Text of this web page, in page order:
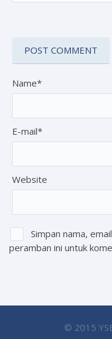
Name*
E-mail*
Website
Simpan nama,
peramban ini untuk
© 2015